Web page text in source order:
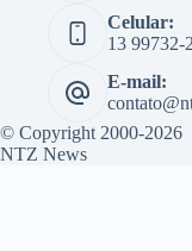
Celular:
13 99732-
E-mail:
© Copyright 2000-2026
NTZ News